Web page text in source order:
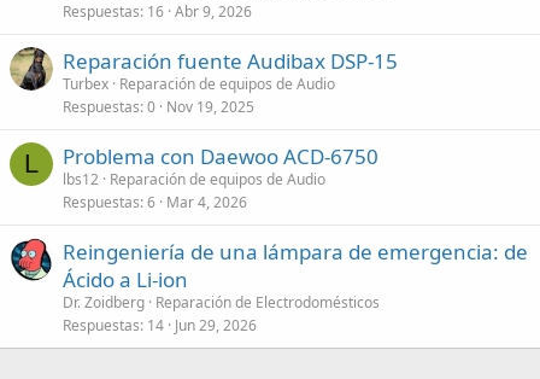
Respuestas 16 Abr 9, 2026
Reparación fuente Audibax DSP-15
Turbex Reparación de equipos de Audio
Respuestas 0 Nov 19, 2025
L Problema con Daewoo ACD-6750
lbs12 Reparación de equipos de Audio
Respuestas 6 Mar 4, 2026
Reingeniería de una lámpara de emergencia: de
Ácido a Li-ion
Dr. Zoidberg Reparación de Electrodomésticos
Respuestas 14 Jun 29, 2026